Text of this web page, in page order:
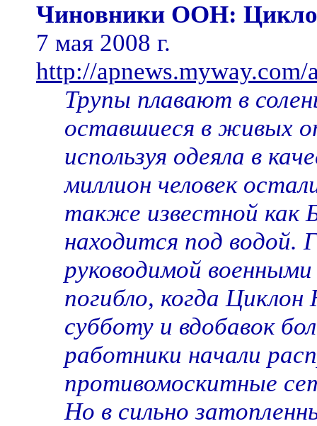
Чиновники ООН:
7 мая 2008 г.
http://
Трупы плавают в
оставшиеся в живых
используя одеяла в
миллион человек
также известной как
находится под водой.
руководимой
погибло, когда
субботу и вдобавок
работники начали
противомоскитные
Но в сильно